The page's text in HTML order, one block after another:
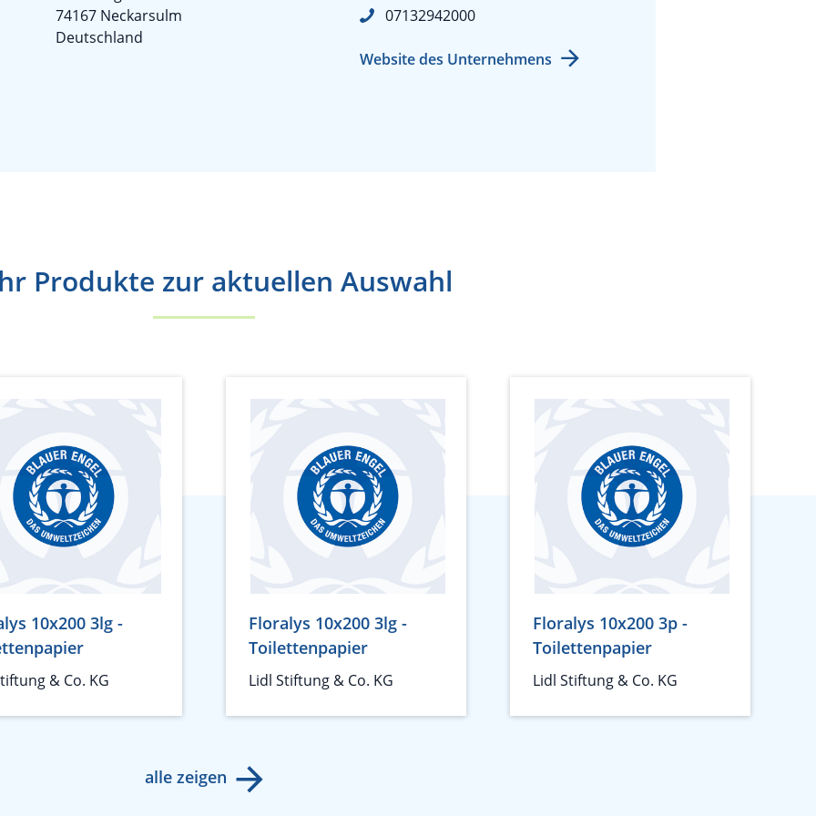
74167 Neckarsulm
Deutschland
07132942000
Website des Unternehmens
Produkte zur aktuellen Auswahl
10x200 3lg -
& Co. KG
Floralys 10x200 3lg -
Toilettenpapier
Lidl Stiftung & Co. KG
Floralys 10x200 3p -
Toilettenpapier
Lidl Stiftung & Co. KG
alle zeigen